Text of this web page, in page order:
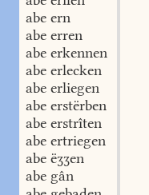
abe ern
abe erren
abe erkennen
abe erlecken
abe erliegen
abe erstërben
abe erstrîten
abe ertriegen
abe ëʒʒen
abe gân